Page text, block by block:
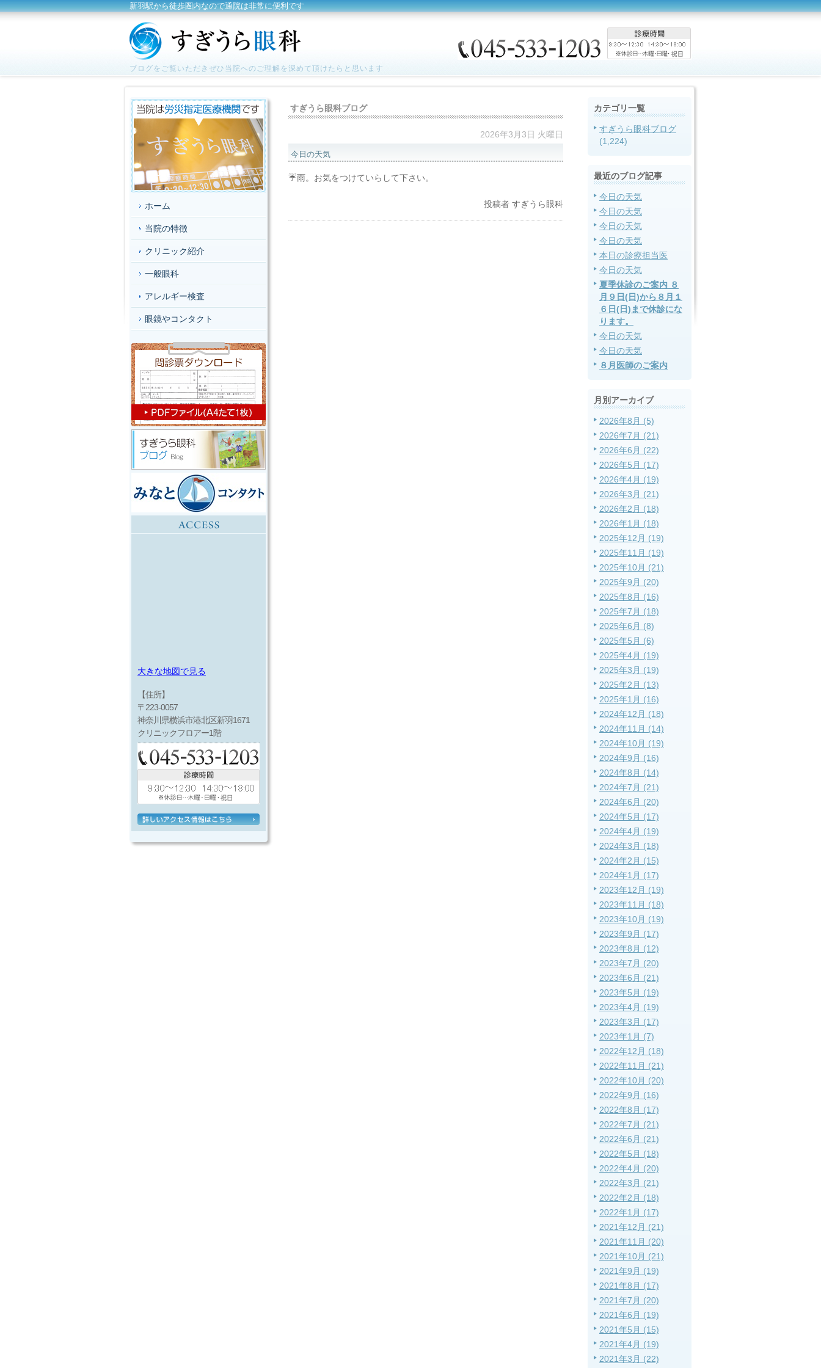
新羽駅から徒歩圏内なので通院は非常に便利です
ブログをご覧いただきぜひ当院へのご理解を深めて頂けたらと思います
すぎうら眼科ブログ
2026年3月3日 火曜日
今日の天気
☔雨。お気をつけていらして下さい。
投稿者 すぎうら眼科
カテゴリ一覧
すぎうら眼科ブログ
(1,224)
最近のブログ記事
今日の天気
今日の天気
今日の天気
今日の天気
本日の診療担当医
今日の天気
夏季休診のご案内 ８
月９日(日)から８月１
６日(日)まで休診にな
ります。
今日の天気
今日の天気
８月医師のご案内
月別アーカイブ
2026年8月 (5)
2026年7月 (21)
2026年6月 (22)
2026年5月 (17)
2026年4月 (19)
2026年3月 (21)
2026年2月 (18)
2026年1月 (18)
2025年12月 (19)
2025年11月 (19)
2025年10月 (21)
2025年9月 (20)
2025年8月 (16)
2025年7月 (18)
2025年6月 (8)
2025年5月 (6)
2025年4月 (19)
2025年3月 (19)
2025年2月 (13)
2025年1月 (16)
2024年12月 (18)
2024年11月 (14)
2024年10月 (19)
2024年9月 (16)
2024年8月 (14)
2024年7月 (21)
2024年6月 (20)
2024年5月 (17)
2024年4月 (19)
2024年3月 (18)
2024年2月 (15)
2024年1月 (17)
2023年12月 (19)
2023年11月 (18)
2023年10月 (19)
2023年9月 (17)
2023年8月 (12)
2023年7月 (20)
2023年6月 (21)
2023年5月 (19)
2023年4月 (19)
2023年3月 (17)
2023年1月 (7)
2022年12月 (18)
2022年11月 (21)
2022年10月 (20)
2022年9月 (16)
2022年8月 (17)
2022年7月 (21)
2022年6月 (21)
2022年5月 (18)
2022年4月 (20)
2022年3月 (21)
2022年2月 (18)
2022年1月 (17)
2021年12月 (21)
2021年11月 (20)
2021年10月 (21)
2021年9月 (19)
2021年8月 (17)
2021年7月 (20)
2021年6月 (19)
2021年5月 (15)
2021年4月 (19)
2021年3月 (22)
ホーム
当院の特徴
クリニック紹介
一般眼科
アレルギー検査
眼鏡やコンタクト
大きな地図で見る
【住所】
〒223-0057
神奈川県横浜市港北区新羽1671
クリニックフロアー1階